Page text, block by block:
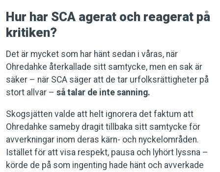
Hur har SCA agerat och reagerat på
kritiken?
Det är mycket som har hänt sedan i våras, när
Ohredahke återkallade sitt samtycke, men en sak är
säker – när SCA säger att de tar urfolksrättigheter på
stort allvar – så talar de inte sanning.
Skogsjätten valde att helt ignorera det faktum att
Ohredahke sameby dragit tillbaka sitt samtycke för
avverkningar inom deras kärn- och nyckelområden.
Istället för att visa respekt, pausa och lyhört lyssna –
körde de på som ingenting hade hänt och avverkade